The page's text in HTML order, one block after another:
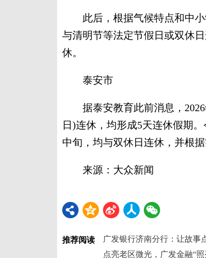
此后，根据气候特点和中小
与清明节等法定节假日或双休
休。
泰安市
据泰安教育此前消息，2026
日)连休，均形成5天连休假期
中旬，均与双休日连休，并根
来源：大众新闻
推荐阅读
广发银行济南分行：让故事
点亮老区微光，广发金融“